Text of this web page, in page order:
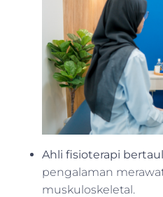
Ahli fisioterapi
pengalaman
muskuloskeletal.